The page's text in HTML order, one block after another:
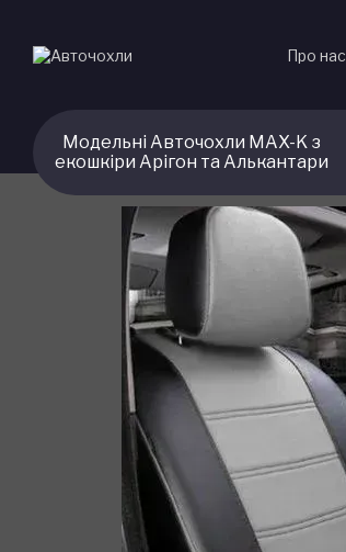
Про нас
Модельні Авточохли MAX-K з
екошкіри Арігон та Алькантари